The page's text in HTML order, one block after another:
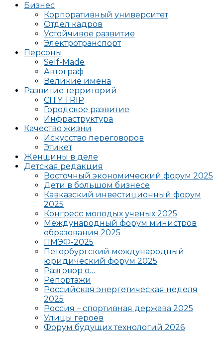
Бизнес
Корпоративный университет
Отдел кадров
Устойчивое развитие
Электротранспорт
Персоны
Self-Made
Автограф
Великие имена
Развитие территорий
CITY TRIP
Городское развитие
Инфраструктура
Качество жизни
Искусство переговоров
Этикет
Женщины в деле
Детская редакция
Восточный экономический форум 2025
Дети в большом бизнесе
Кавказский инвестиционный форум
2025
Конгресс молодых ученых 2025
Международный форум министров
образования 2025
ПМЭФ-2025
Петербургский международный
юридический форум 2025
Разговор о…
Репортажи
Российская энергетическая неделя
2025
Россия – спортивная держава 2025
Улицы героев
Форум будущих технологий 2026